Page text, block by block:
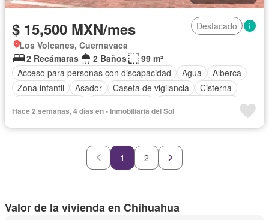
$ 15,500 MXN/mes
Destacado
Los Volcanes, Cuernavaca
2 Recámaras
2 Baños
99 m²
Acceso para personas con discapacidad
Agua
Alberca
Zona infantil
Asador Caseta de vigilancia
Cisterna
Electricidad
Estacionamiento
Jardín
Recámara con closet
Seguridad Sin amueblar
Hace 2 semanas, 4 días en - Inmobiliaria del Sol
1 2
Valor de la vivienda en Chihuahua